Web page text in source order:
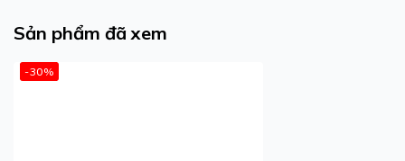
Sản phẩm đã xem
-30%